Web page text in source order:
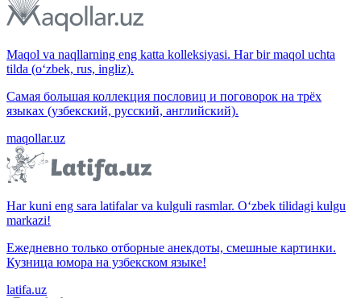
Maqol va naqllarning eng katta kolleksiyasi. Har bir maqol uchta
tilda (o‘zbek, rus, ingliz).
Самая большая коллекция пословиц и поговорок на трёх
языках (узбекский, русский, английский).
maqollar.uz
Har kuni eng sara latifalar va kulguli rasmlar. O‘zbek tilidagi kulgu
markazi!
Ежедневно только отборные анекдоты, смешные картинки.
Кузница юмора на узбекском языке!
latifa.uz